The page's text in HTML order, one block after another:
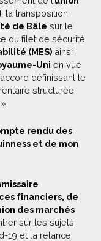
, la transposition
de Bâle sur le
du filet de sécurité
(MES) ainsi
Uni en vue
définissant le
structurée
rendu des
et de mon
financiers, de
des marchés
sur les sujets
19 et la relance